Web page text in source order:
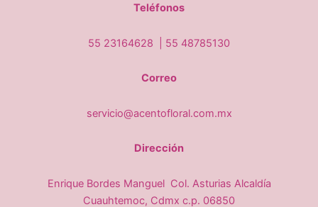
Teléfonos
55 23164628 | 55 48785130
Correo
servicio@acentofloral.com.mx
Dirección
Enrique Bordes Manguel Col. Asturias Alcaldía
Cuauhtemoc, Cdmx c.p. 06850